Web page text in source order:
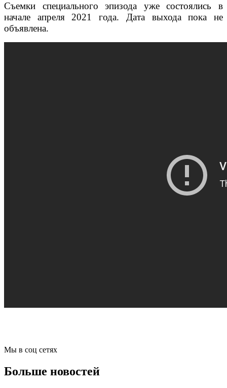
Съемки специального эпизода уже состоялись в
начале апреля 2021 года. Дата выхода пока не
объявлена.
Мы в соц сетях
Больше новостей